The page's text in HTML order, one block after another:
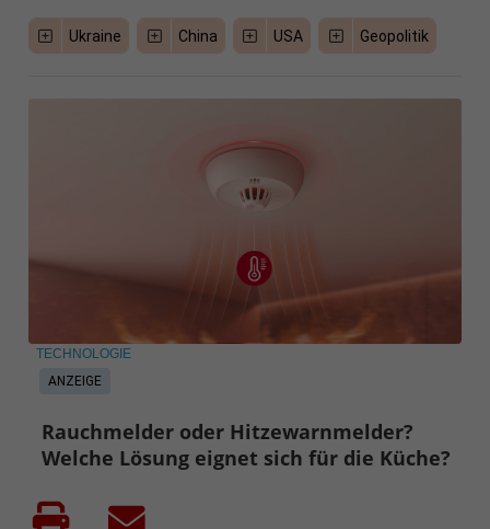
Ukraine China USA Geopolitik
ANZEIGE
TECHNOLOGIE
Rauchmelder oder Hitzewarnmelder?
Welche Lösung eignet sich für die Küche?